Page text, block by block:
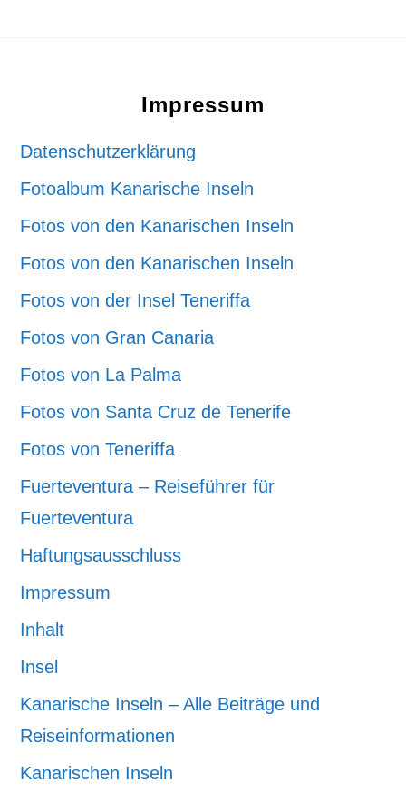
Impressum
Datenschutzerklärung
Fotoalbum Kanarische Inseln
Fotos von den Kanarischen Inseln
Fotos von den Kanarischen Inseln
Fotos von der Insel Teneriffa
Fotos von Gran Canaria
Fotos von La Palma
Fotos von Santa Cruz de Tenerife
Fotos von Teneriffa
Fuerteventura – Reiseführer für
Fuerteventura
Haftungsausschluss
Impressum
Inhalt
Insel
Kanarische Inseln – Alle Beiträge und
Reiseinformationen
Kanarischen Inseln